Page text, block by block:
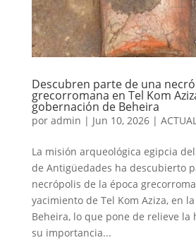
Descubren parte de una
grecorromana en Tel Kom
gobernación de Beheira
por admin | Jun 10, 2026|
La misión arqueológica egipcia
de Antigüedades ha descubierto
necrópolis de la época
yacimiento de Tel Kom Aziza, en
Beheira, lo que pone de relieve
su importancia...